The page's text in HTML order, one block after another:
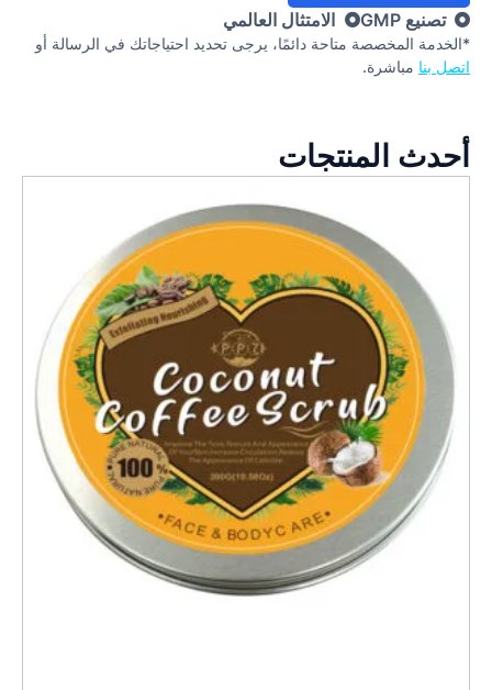
تصنيع GMP
الامتثال العالمي
*الخدمة المخصصة متاحة دائمًا، يرجى تحديد احتياجاتك في الرسالة أو
اتصل بنا مباشرة.
أحدث المنتجات